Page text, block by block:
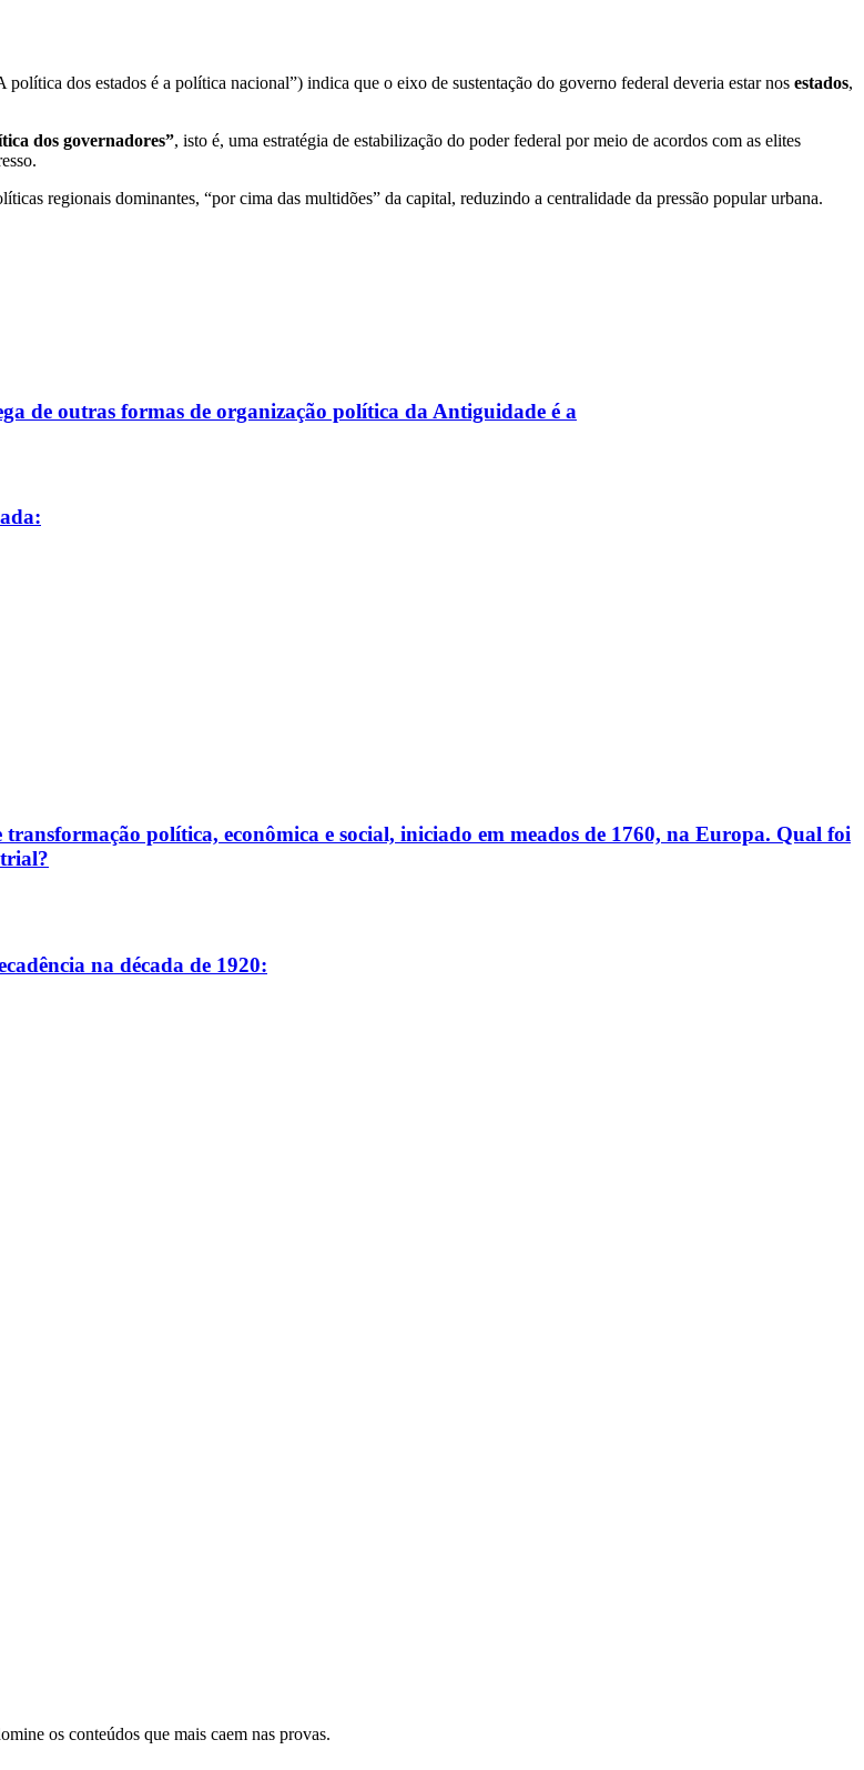
dos estados é a política nacional”) indica que o eixo de sustentação do governo federal deveria estar nos estados,
dos governadores”, isto é, uma estratégia de estabilização do poder federal por meio de acordos com as elites
regionais dominantes, “por cima das multidões” da capital, reduzindo a centralidade da pressão popular urbana.
de outras formas de organização política da Antiguidade é a
política, econômica e social, iniciado em meados de 1760, na Europa. Qual foi
na década de 1920:
os conteúdos que mais caem nas provas.